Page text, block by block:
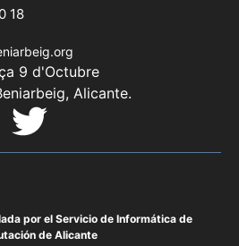
18
9 d'Octubre
Alicante.
por el Servicio de Informática de
de Alicante